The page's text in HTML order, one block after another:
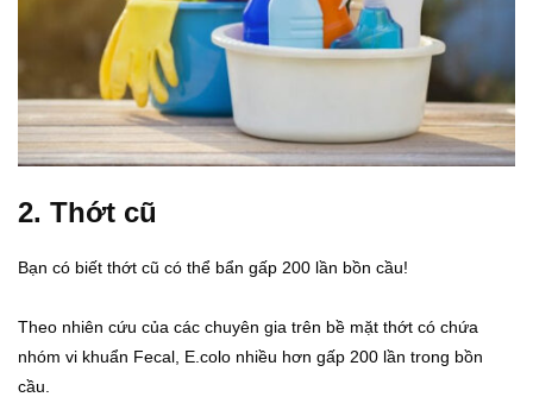
2. Thớt cũ
Bạn có biết thớt cũ có thể bẩn gấp 200 lần bồn cầu!
Theo nhiên cứu của các chuyên gia trên bề mặt thớt có chứa
nhóm vi khuẩn Fecal, E.colo nhiều hơn gấp 200 lần trong bồn
cầu.